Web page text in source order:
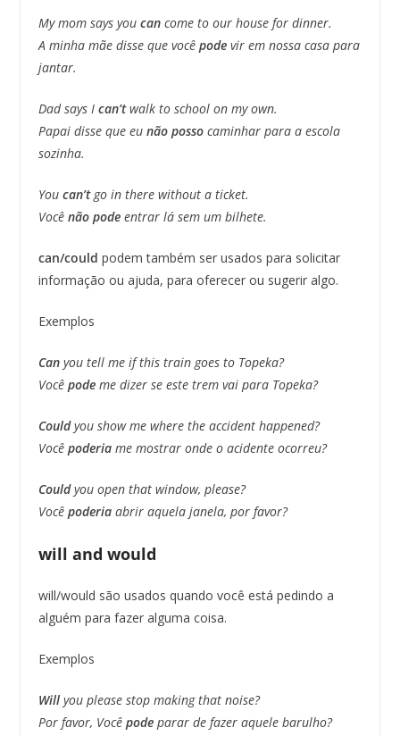
My mom says you cancome to our house for dinner.
A minha mãe disse que você podevir em nossa casa para
jantar.
Dad says I can’twalk to school on my own.
Papai disse que eu não possocaminhar para a escola
sozinha.
You can’tgo in there without a ticket.
Você não podeentrar lá sem um bilhete.
can/could podem também ser usados para solicitar
informação ou ajuda, para oferecer ou sugerir algo.
Exemplos
Canyou tell me if this train goes to Topeka?
Você podeme dizer se este trem vai para Topeka?
Couldyou show me where the accident happened?
Você poderiame mostrar onde o acidente ocorreu?
Couldyou open that window, please?
Você poderiaabrir aquela janela, por favor?
will and would
will/would são usados quando você está pedindo a
alguém para fazer alguma coisa.
Exemplos
Willyou please stop making that noise?
Por favor, Você podeparar de fazer aquele barulho?